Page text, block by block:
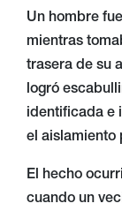
Un hombre
mientras
trasera de su
logró
identificada e
el aislamiento
El hecho
cuando un